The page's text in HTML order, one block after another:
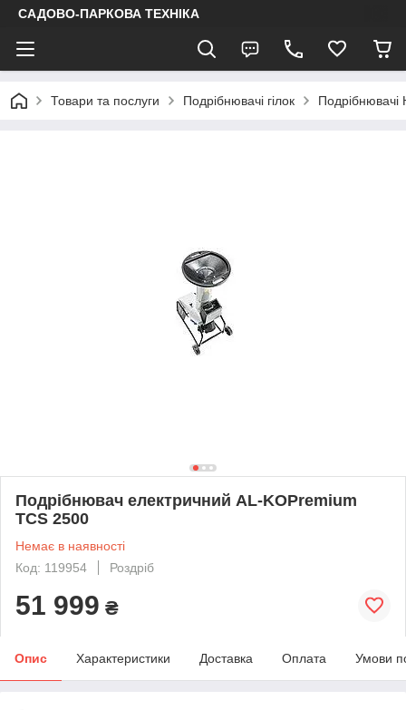
САДОВО-ПАРКОВА ТЕХНІКА
Товари та послуги Подрібнювачі гілок Подрібнювачі
Подрібнювач електричний AL-KOPremium
TCS 2500
Немає в наявності
Код: 119954
Роздріб
51 999 ₴
Опис Характеристики Доставка Оплата Умови